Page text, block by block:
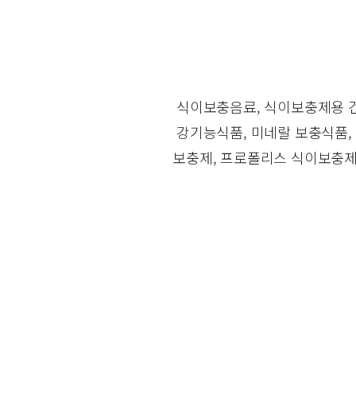
식이보충음료, 식이보충제용
강기능식품, 미네랄 보충식품
보충제, 프로폴리스 식이보충